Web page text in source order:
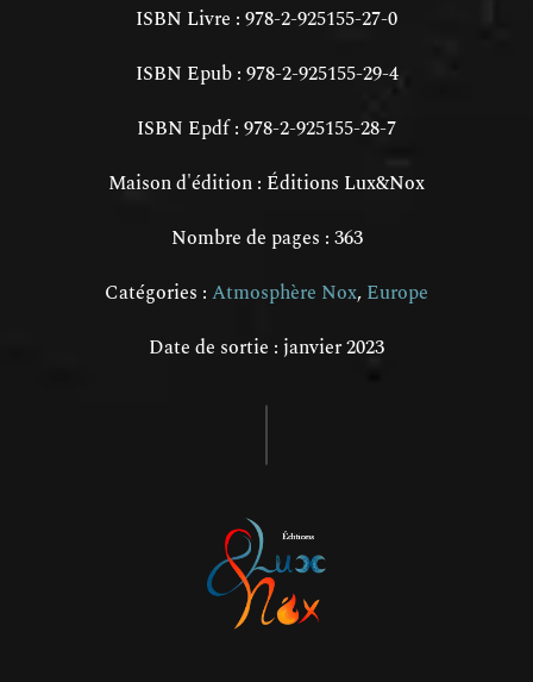
ISBN Livre : 978-2-925155-27-0
ISBN Epub : 978-2-925155-29-4
ISBN Epdf : 978-2-925155-28-7
Maison d'édition : Éditions Lux&Nox
Nombre de pages : 363
Catégories : Atmosphère Nox, Europe
Date de sortie : janvier 2023